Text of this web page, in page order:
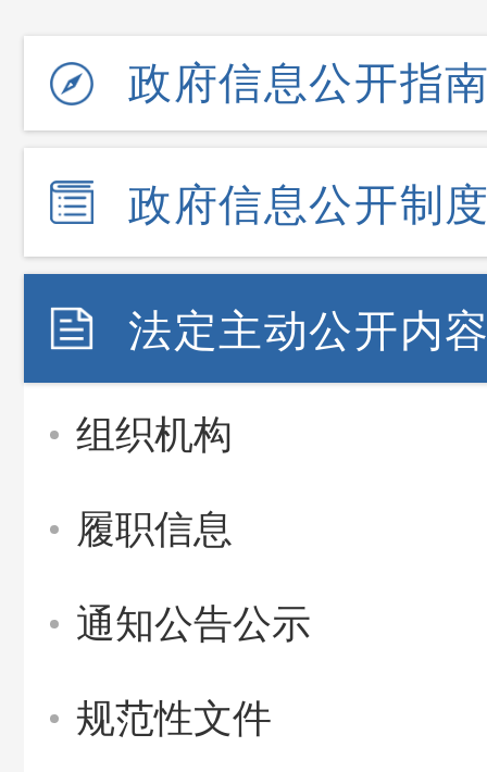
政府信息公开指
政府信息公开制
法定主动公开内
组织机构
履职信息
通知公告公示
规范性文件